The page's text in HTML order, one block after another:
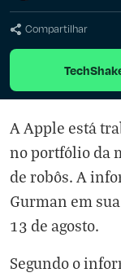
Compartilhar
A Apple está
no portfólio da
de robôs. A
Gurman em
13 de agosto.
Segundo o